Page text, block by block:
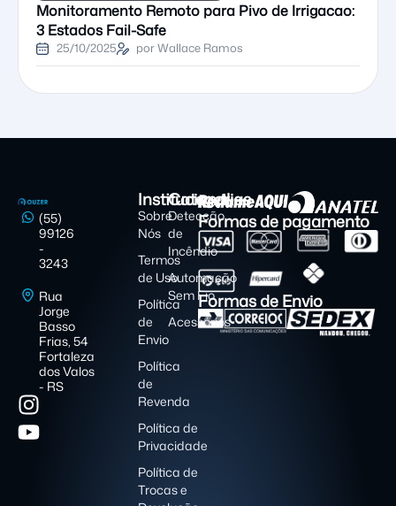
Monitoramento Remoto para Pivo de Irrigacao:
3 Estados Fail-Safe
25/10/2025 por Wallace Ramos
(55)
99126
-
3243
Rua
Jorge
Basso
Frias, 54
Fortaleza
dos Valos
- RS
Institucional
Sobre
Nós
Termos
de Uso
Política
de
Envio
Política
de
Revenda
Política de
Privacidade
Política de
Trocas e
Categorias
Detecção
de
Incêndio
Automação
Sem Fio
Acessórios
Formas de pagamento
Formas de Envio